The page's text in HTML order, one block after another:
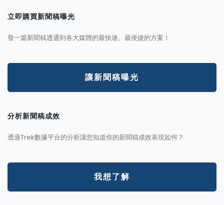
立即購買新聞稿曝光
發一篇新聞稿透通到各大媒體的最快速、最便捷的方案！
讓新聞稿曝光
分析新聞稿成效
透過Trek數據平台的分析讓您知道你的新聞稿成效表現如何？
我想了解